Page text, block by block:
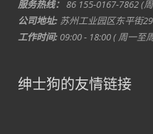
服务热线： 86 155-0167-7862 (
公司地址: 苏州工业园区东平街
工作时间: 09:00 - 18:00 ( 周一至
绅士狗的友情链接